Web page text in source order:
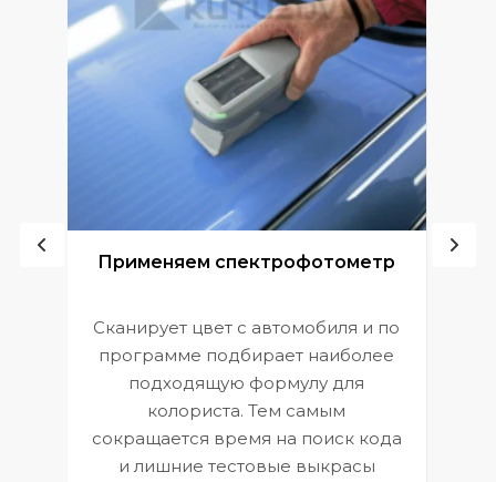
Применяем спектрофотометр
Сканирует цвет с автомобиля и по
программе подбирает наиболее
подходящую формулу для
колориста. Тем самым
сокращается время на поиск кода
и лишние тестовые выкрасы